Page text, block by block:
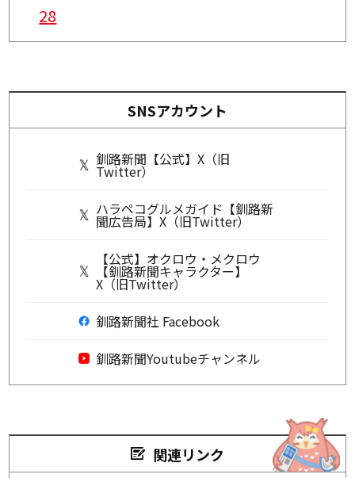
28
SNSアカウント
釧路新聞【公式】X（旧
Twitter）
ハラペコグルメガイド【釧路新
聞広告局】X（旧Twitter）
【公式】オクロウ・メクロウ
【釧路新聞キャラクター】
X（旧Twitter）
釧路新聞社 Facebook
釧路新聞Youtubeチャンネル
関連リンク